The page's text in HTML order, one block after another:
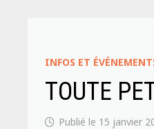
INFOS ET
TOUTE
15 janvier